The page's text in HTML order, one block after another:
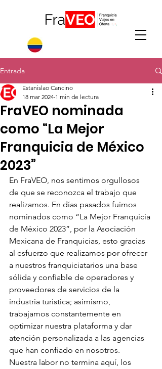
Entrada
FraVEO nominada
como “La Mejor
Franquicia de México
2023”
Estanislao Cancino
18 mar 2024 1 min de lectura
En FraVEO, nos sentimos orgullosos
de que se reconozca el trabajo que
realizamos. En días pasados fuimos
nominados como “La Mejor Franquicia
de México 2023”, por la Asociación
Mexicana de Franquicias, esto gracias
al esfuerzo que realizamos por ofrecer
a nuestros franquiciatarios una base
sólida y confiable de operadores y
proveedores de servicios de la
industria turística; asimismo,
trabajamos constantemente en
optimizar nuestra plataforma y dar
atención personalizada a las agencias
que han confiado en nosotros.
Nuestra labor no termina aquí, los